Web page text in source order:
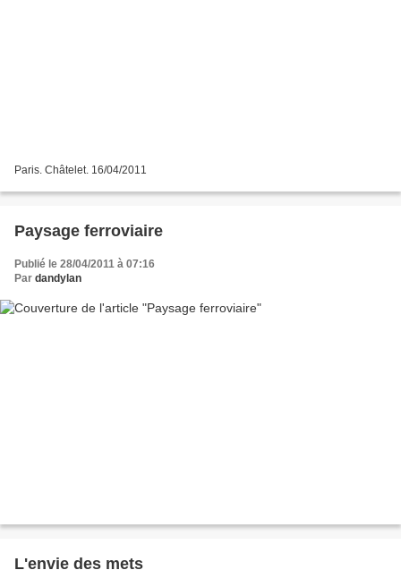
Paris. Châtelet. 16/04/2011
Paysage ferroviaire
Publié le 28/04/2011 à 07:16
Par dandylan
L'envie des mets